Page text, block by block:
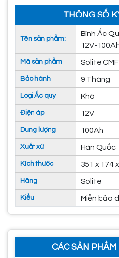
THÔNG SỐ
Tên sản phẩm:
Bình Ắc
12V-100Ah
Mã sản phẩm Solite
Bảo hành 9 Tháng
Loại Ắc quy Khô
Điện áp 12V
Dung lượng 100Ah
Xuất xứ Hàn Quốc
Kích thước 351 x 174
Hãng Solite
Kiểu Miễn bảo
CÁC SẢN PHẨM